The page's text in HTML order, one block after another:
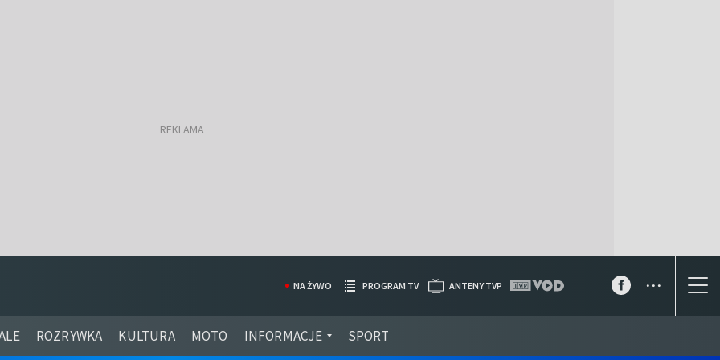
ROZRYWKA KULTURA MOTO INFORMACJE SPORT
NA ŻYWO PROGRAM TV ANTENY TVP ...